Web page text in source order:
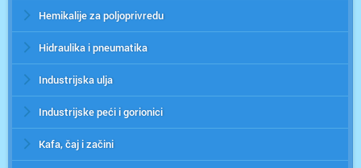
Hemikalije za poljoprivredu
Hidraulika i pneumatika
Industrijska ulja
Industrijske peći i gorionici
Kafa, čaj i začini